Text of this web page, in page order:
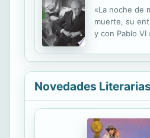
«La noche de
muerte, su
y con Pablo
Novedades Literarias